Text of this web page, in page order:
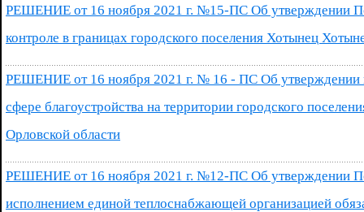
РЕШЕНИЕ от 16 ноября 2021 г. №15-ПС Об утверждении
контроле в границах городского поселения Хотынец
РЕШЕНИЕ от 16 ноября 2021 г. № 16 - ПС Об утверждении
сфере благоустройства на территории городского
Орловской области
РЕШЕНИЕ от 16 ноября 2021 г. №12-ПС Об утверждении
исполнением единой теплоснабжающей организацией